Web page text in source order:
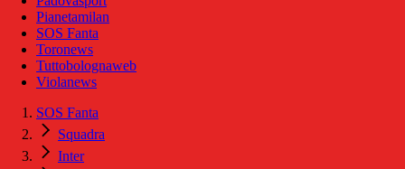
Pianetamilan
SOS Fanta
Toronews
Tuttobolognaweb
Violanews
SOS Fanta
Squadra
Inter